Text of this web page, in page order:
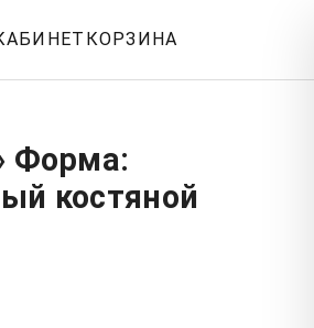
КОРЗИНА
Форма:
костяной